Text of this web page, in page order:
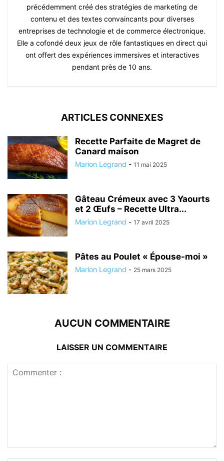
précédemment créé des stratégies de marketing de
contenu et des textes convaincants pour diverses
entreprises de technologie et de commerce électronique.
Elle a cofondé deux jeux de rôle fantastiques en direct qui
ont offert des expériences immersives et interactives
pendant près de 10 ans.
ARTICLES CONNEXES
Recette Parfaite de Magret de
Canard maison
Marion Legrand - 11 mai 2025
Gâteau Crémeux avec 3 Yaourts
et 2 Œufs – Recette Ultra...
Marion Legrand - 17 avril 2025
Pâtes au Poulet « Épouse-moi »
Marion Legrand - 25 mars 2025
AUCUN COMMENTAIRE
LAISSER UN COMMENTAIRE